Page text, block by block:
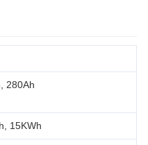
280Ah
15KWh